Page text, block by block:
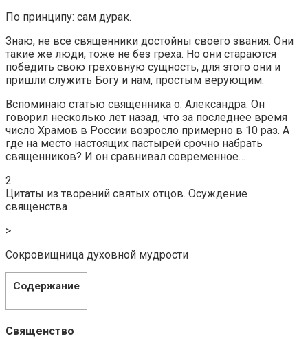
По принципу: сам дурак.
Знаю, не все священники достойны своего звания. Они
такие же люди, тоже не без греха. Но они стараются
победить свою греховную сущность, для этого они и
пришли служить Богу и нам, простым верующим.
Вспоминаю статью священника о. Александра. Он
говорил несколько лет назад, что за последнее время
число Храмов в России возросло примерно в 10 раз. А
где на место настоящих пастырей срочно набрать
священников? И он сравнивал современное…
2
Цитаты из творений святых отцов. Осуждение
священства
>
Сокровищница духовной мудрости
Содержание
Священство